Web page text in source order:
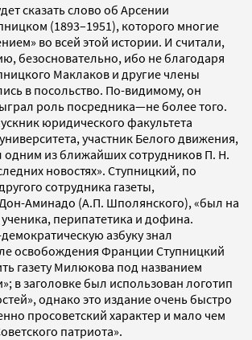
сказать слово об Арсении
(1893–1951), которого многие
во всей этой истории. И считали,
безосновательно, ибо не благодаря
Маклаков и другие члены
в посольство. По-видимому, он
роль посредника—не более того.
юридического факультета
участник Белого движения,
одним из ближайших сотрудников П. Н.
новостях». Ступницкий, по
сотрудника газеты,
Аминадо (А.П. Шполянского), «был на
перипатетика и дофина.
азбуку знал
освобождения Франции Ступницкий
газету Милюкова под названием
в заголовке был использован логотип
однако это издание очень быстро
просоветский характер и мало чем
патриота».